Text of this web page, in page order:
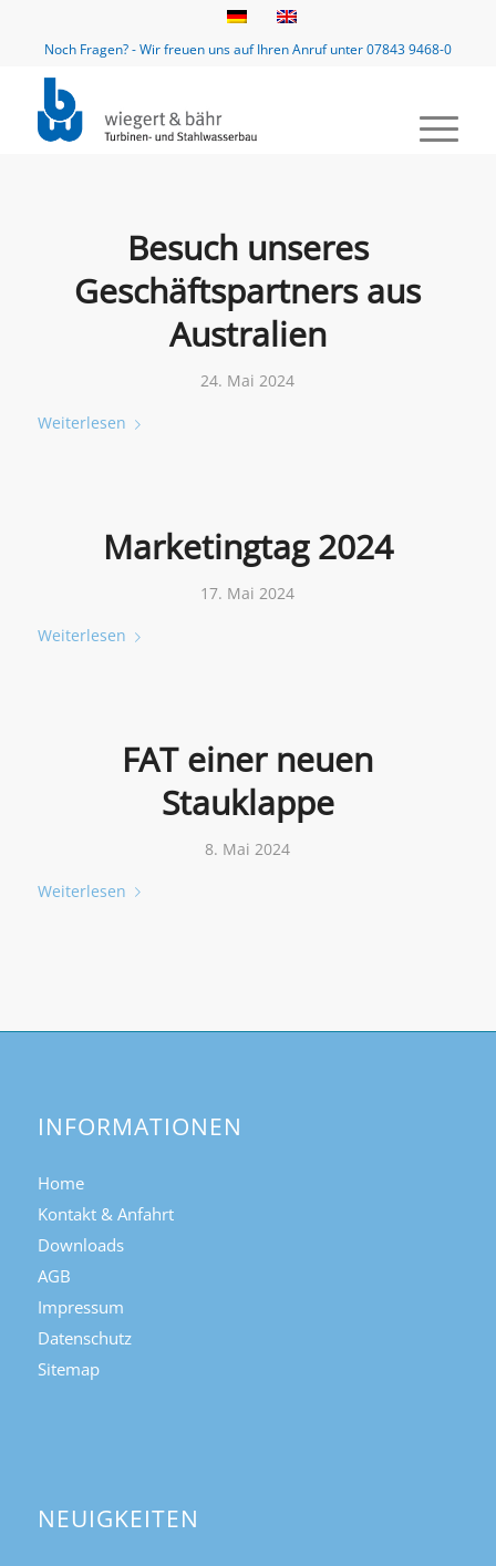
Noch Fragen? - Wir freuen uns auf Ihren Anruf unter 07843 9468-0
Besuch unseres
Geschäftspartners aus
Australien
24. Mai 2024
Weiterlesen
Marketingtag 2024
17. Mai 2024
Weiterlesen
FAT einer neuen
Stauklappe
8. Mai 2024
Weiterlesen
INFORMATIONEN
Home
Kontakt & Anfahrt
Downloads
AGB
Impressum
Datenschutz
Sitemap
NEUIGKEITEN